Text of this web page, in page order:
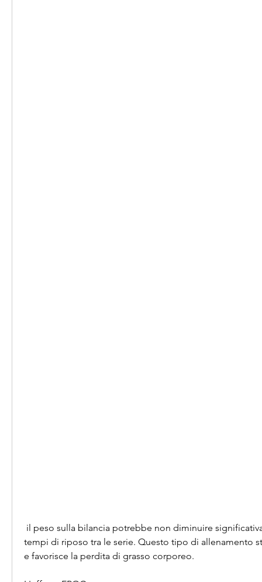
tempi di riposo tra le serie. Questo tipo di allenamento
e favorisce la perdita di grasso corporeo.